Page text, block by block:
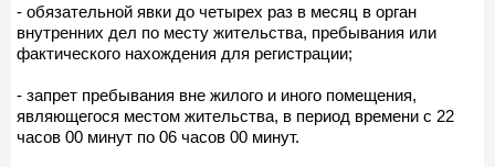
- обязательной явки до четырех раз в месяц в орган
внутренних дел по месту жительства, пребывания или
фактического нахождения для регистрации;
- запрет пребывания вне жилого и иного помещения,
являющегося местом жительства, в период времени с 22
часов 00 минут по 06 часов 00 минут.